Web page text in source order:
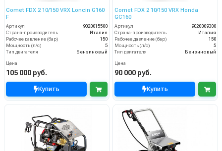
Comet FDX 2 10/150 VRX Loncin G160
F
Артикул
9020015500
Страна-производитель
Италия
Рабочее давление (бар)
150
Мощность (л/с)
5
Тип двигателя
Бензиновый
Цена
105 000 руб.
Купить
Comet FDX 2 10/150 VRX Honda
GC160
Артикул
9020009300
Страна-производитель
Италия
Рабочее давление (бар)
150
Мощность (л/с)
5
Тип двигателя
Бензиновый
Цена
90 000 руб.
Купить